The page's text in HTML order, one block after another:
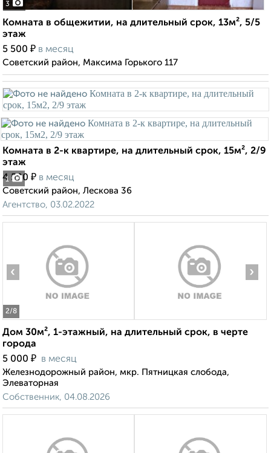
3
Комната в общежитии, на длительный срок, 13м², 5/5
этаж
5 500 ₽ в месяц
Советский район, Максима Горького 117
1
Комната в 2-к квартире, на длительный срок, 15м², 2/9
этаж
4 500 ₽ в месяц
Советский район, Лескова 36
Агентство, 03.02.2022
2/8
‹ ›
Дом 30м², 1-этажный, на длительный срок, в черте
города
5 000 ₽ в месяц
Железнодорожный район, мкр. Пятницкая слобода,
Элеваторная
Собственник, 04.08.2026